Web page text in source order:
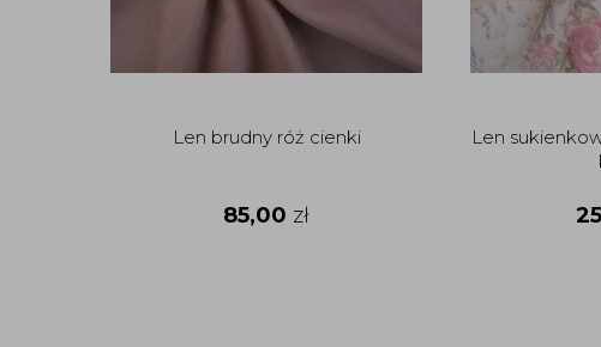
Len brudny róż cienki
85,00 zł
Len